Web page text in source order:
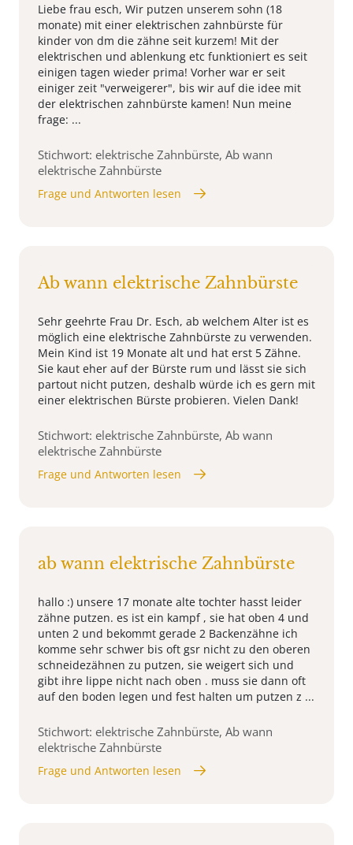
Liebe frau esch, Wir putzen unserem sohn (18
monate) mit einer elektrischen zahnbürste für
kinder von dm die zähne seit kurzem! Mit der
elektrischen und ablenkung etc funktioniert es seit
einigen tagen wieder prima! Vorher war er seit
einiger zeit "verweigerer", bis wir auf die idee mit
der elektrischen zahnbürste kamen! Nun meine
frage: ...
Stichwort: elektrische Zahnbürste, Ab wann
elektrische Zahnbürste
Frage und Antworten lesen
Ab wann elektrische Zahnbürste
Sehr geehrte Frau Dr. Esch, ab welchem Alter ist es
möglich eine elektrische Zahnbürste zu verwenden.
Mein Kind ist 19 Monate alt und hat erst 5 Zähne.
Sie kaut eher auf der Bürste rum und lässt sie sich
partout nicht putzen, deshalb würde ich es gern mit
einer elektrischen Bürste probieren. Vielen Dank!
Stichwort: elektrische Zahnbürste, Ab wann
elektrische Zahnbürste
Frage und Antworten lesen
ab wann elektrische Zahnbürste
hallo :) unsere 17 monate alte tochter hasst leider
zähne putzen. es ist ein kampf , sie hat oben 4 und
unten 2 und bekommt gerade 2 Backenzähne ich
komme sehr schwer bis oft gsr nicht zu den oberen
schneidezähnen zu putzen, sie weigert sich und
gibt ihre lippe nicht nach oben . muss sie dann oft
auf den boden legen und fest halten um putzen z ...
Stichwort: elektrische Zahnbürste, Ab wann
elektrische Zahnbürste
Frage und Antworten lesen